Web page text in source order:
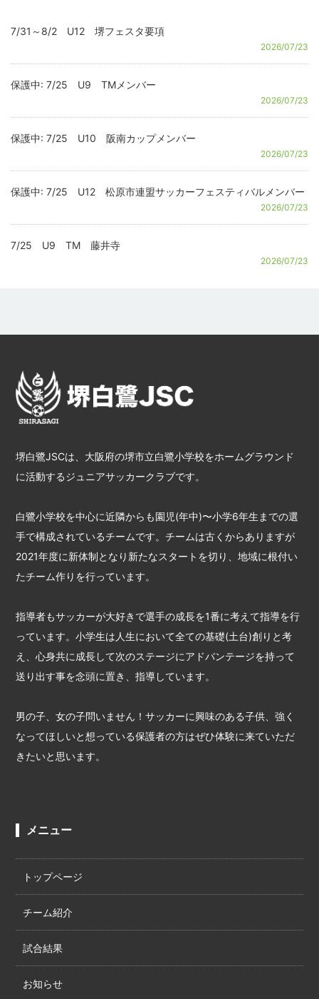
7/31～8/2 U12 堺フェスタ要項
2026/07/23
保護中: 7/25 U9 TMメンバー
2026/07/23
保護中: 7/25 U10 阪南カップメンバー
2026/07/23
保護中: 7/25 U12 松原市連盟サッカーフェスティバルメンバー
2026/07/23
7/25 U9 TM 藤井寺
2026/07/23
堺白鷺JSCは、大阪府の堺市立白鷺小学校をホームグラウンド
に活動するジュニアサッカークラブです。
白鷺小学校を中心に近隣からも園児(年中)〜小学6年生までの選
手で構成されているチームです。チームは古くからありますが
2021年度に新体制となり新たなスタートを切り、地域に根付い
たチーム作りを行っています。
指導者もサッカーが大好きで選手の成長を1番に考えて指導を行
っています。小学生は人生において全ての基礎(土台)創りと考
え、心身共に成長して次のステージにアドバンテージを持って
送り出す事を念頭に置き、指導しています。
男の子、女の子問いません！サッカーに興味のある子供、強く
なってほしいと想っている保護者の方はぜひ体験に来ていただ
きたいと思います。
メニュー
トップページ
チーム紹介
試合結果
お知らせ